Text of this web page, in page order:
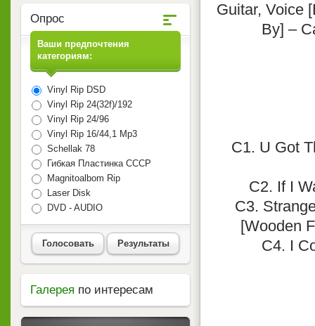
Guitar, Voice
By] –
C1. U Got
C2. If I
C3.
[Wooden
C4. I
Опрос
Ваши предпочтения
категориям:
Vinyl Rip DSD
Vinyl Rip 24(32f)/192
Vinyl Rip 24/96
Vinyl Rip 16/44,1 Mp3
Schellak 78
Гибкая Пластинка СССР
Magnitoalbom Rip
Laser Disk
DVD - AUDIO
Голосовать Результаты
Галерея по интересам